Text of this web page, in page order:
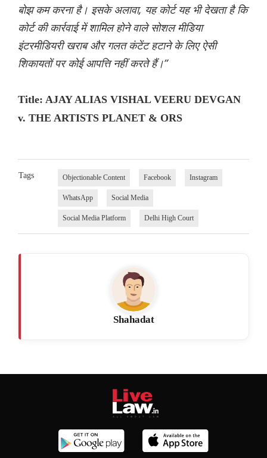
बोझ कम करना है। इसके अलावा, यह कोर्ट यह भी देखता है कि
कोर्ट की कार्रवाई में शामिल होने वाले सोशल मीडिया
इंटरमीडियरी खराब और गलत कंटेंट हटाने के लिए ऐसी
शिकायतों पर कोई आपत्ति नहीं करते हैं।”
Title: AJAY ALIAS VISHAL VEERU DEVGAN
v. THE ARTISTS PLANET & ORS
Tags Objectionable Content Facebook Instagram
WhatsApp Social Media
Social Media Platform Delhi High Court
Shahadat